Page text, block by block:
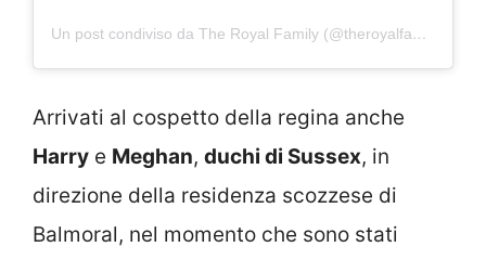
Un post condiviso da The Royal Family (@theroyalfamily)
Arrivati al cospetto della regina anche
Harry e Meghan, duchi di Sussex, in
direzione della residenza scozzese di
Balmoral, nel momento che sono stati